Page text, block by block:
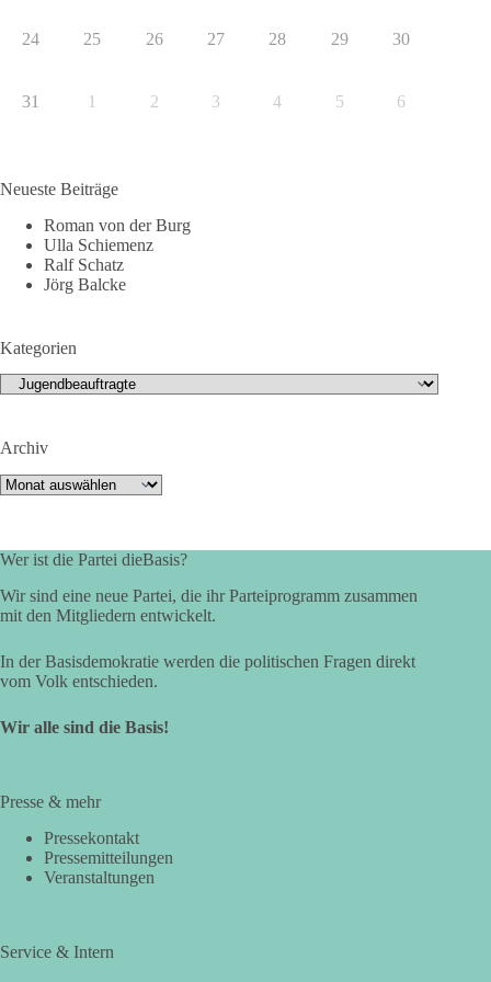
24 25 26 27 28 29 30
31 1 2 3 4 5 6
Neueste Beiträge
Roman von der Burg
Ulla Schiemenz
Ralf Schatz
Jörg Balcke
Kategorien
Kategorien
Archiv
Archiv
Wer ist die Partei dieBasis?
Wir sind eine neue Partei, die ihr Parteiprogramm zusammen
mit den Mitgliedern entwickelt.
In der Basisdemokratie werden die politischen Fragen direkt
vom Volk entschieden.
Wir alle sind die Basis!
Presse & mehr
Pressekontakt
Pressemitteilungen
Veranstaltungen
Service & Intern